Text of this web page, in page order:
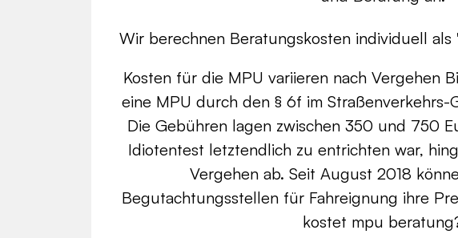
Wir berechnen Beratungskosten individuell
Kosten für die MPU variieren nach Vergehen
eine MPU durch den § 6f im Straßenverkehrs-
Die Gebühren lagen zwischen 350 und 750
Idiotentest letztendlich zu entrichten war,
Vergehen ab. Seit August 2018
Begutachtungsstellen für Fahreignung ihre
kostet mpu